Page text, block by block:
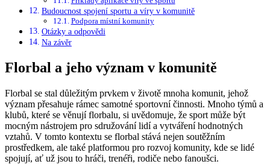
Budoucnost spojení sportu a víry v komunitě
Podpora místní komunity
Otázky a odpovědi
Na závěr
Florbal a jeho význam v komunitě
Florbal se stal důležitým prvkem v životě mnoha komunit, jehož
význam přesahuje rámec samotné sportovní činnosti. Mnoho týmů a
klubů, které se věnují florbalu, si uvědomuje, že sport může být
mocným nástrojem pro sdružování lidí a vytváření hodnotných
vztahů. V tomto kontextu se florbal stává nejen soutěžním
prostředkem, ale také platformou pro rozvoj komunity, kde se lidé
spojují, ať už jsou to hráči, trenéři, rodiče nebo fanoušci.